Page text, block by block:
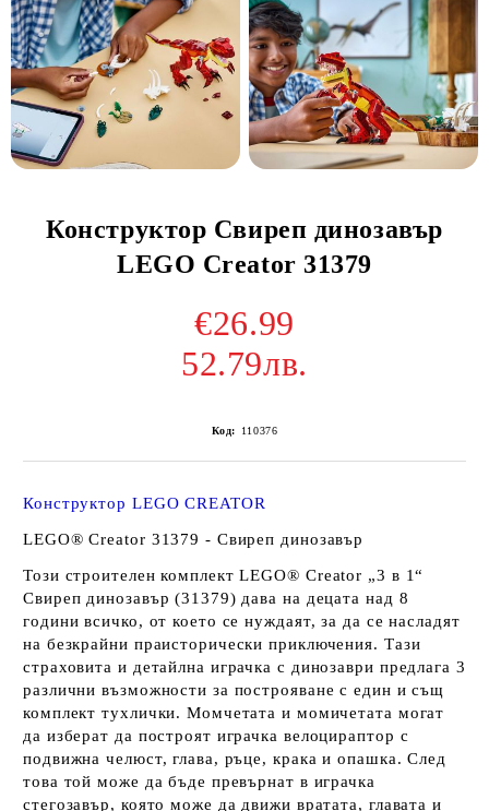
Конструктор Свиреп динозавър
LEGO Creator 31379
€26.99
52.79лв.
Код: 110376
Конструктор LEGO CREATOR
LEGO® Creator 31379 - Свиреп динозавър
Този строителен комплект LEGO® Creator „3 в 1“
Свиреп динозавър (31379) дава на децата над 8
години всичко, от което се нуждаят, за да се насладят
на безкрайни праисторически приключения. Тази
страховита и детайлна играчка с динозаври предлага 3
различни възможности за построяване с един и същ
комплект тухлички. Момчетата и момичетата могат
да изберат да построят играчка велоцираптор с
подвижна челюст, глава, ръце, крака и опашка. След
това той може да бъде превърнат в играчка
стегозавър, която може да движи вратата, главата и